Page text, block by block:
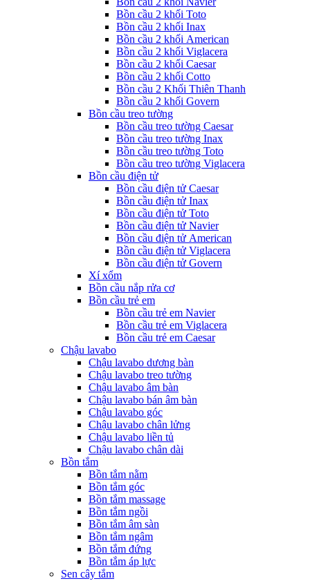
Bồn cầu 2 khối Toto
Bồn cầu 2 khối Inax
Bồn cầu 2 khối American
Bồn cầu 2 khối Viglacera
Bồn cầu 2 khối Caesar
Bồn cầu 2 khối Cotto
Bồn cầu 2 Khối Thiên Thanh
Bồn cầu 2 khối Govern
Bồn cầu treo tường
Bồn cầu treo tường Caesar
Bồn cầu treo tường Inax
Bồn cầu treo tường Toto
Bồn cầu treo tường Viglacera
Bồn cầu điện tử
Bồn cầu điện tử Caesar
Bồn cầu điện tử Inax
Bồn cầu điện tử Toto
Bồn cầu điện tử Navier
Bồn cầu điện tử American
Bồn cầu điện tử Viglacera
Bồn cầu điện tử Govern
Xí xổm
Bồn cầu nắp rửa cơ
Bồn cầu trẻ em
Bồn cầu trẻ em Navier
Bồn cầu trẻ em Viglacera
Bồn cầu trẻ em Caesar
Chậu lavabo
Chậu lavabo dương bàn
Chậu lavabo treo tường
Chậu lavabo âm bàn
Chậu lavabo bán âm bàn
Chậu lavabo góc
Chậu lavabo chân lửng
Chậu lavabo liền tủ
Chậu lavabo chân dài
Bồn tắm
Bồn tắm nằm
Bồn tắm góc
Bồn tắm massage
Bồn tắm ngồi
Bồn tắm âm sàn
Bồn tắm ngâm
Bồn tắm đứng
Bồn tắm áp lực
Sen cây tắm